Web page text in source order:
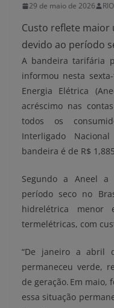
29 de maio de 2026
Custo reflete maior
devido ao período
A bandeira tarifária
informou nesta
Energia Elétrica
acréscimo nas
todos os
Interligado
bandeira é de R$
Segundo a Aneel
período seco no
hidrelétrica menor
termelétricas, com
“De janeiro a abril
permaneceu verde,
de geração. Em maio,
essa situação